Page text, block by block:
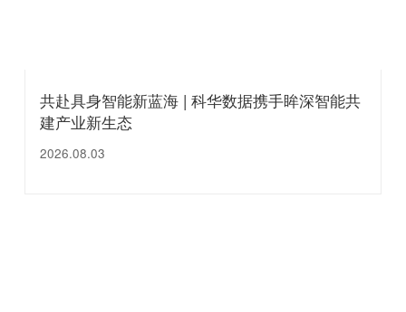
共赴具身智能新蓝海 | 科华数据携手眸深智能共
建产业新生态
2026.08.03